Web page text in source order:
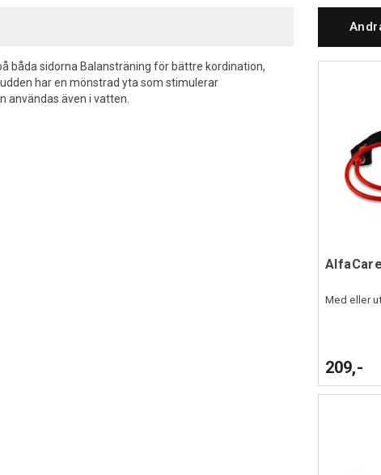
båda sidorna Balansträning för bättre kordination,
har en mönstrad yta som stimulerar
användas även i vatten.
Med eller
209,-